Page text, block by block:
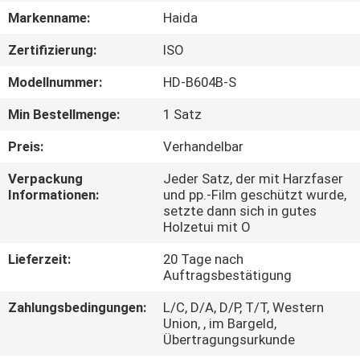
SHOW
ÜBER
UNS
WERKSBESICHTIGUNG
KONTAKTIEREN
Markenname:
Haida
Zertifizierung:
ISO
Modellnummer:
HD-B604B-S
Min Bestellmenge:
1 Satz
Preis:
Verhandelbar
Verpackung
Informationen:
Jeder Satz, der mit Harzfaser
und pp.-Film geschützt wurde,
setzte dann sich in gutes
Holzetui mit O
Lieferzeit:
20 Tage nach
Auftragsbestätigung
Zahlungsbedingungen:
L/C, D/A, D/P, T/T, Western
Union, , im Bargeld,
Übertragungsurkunde